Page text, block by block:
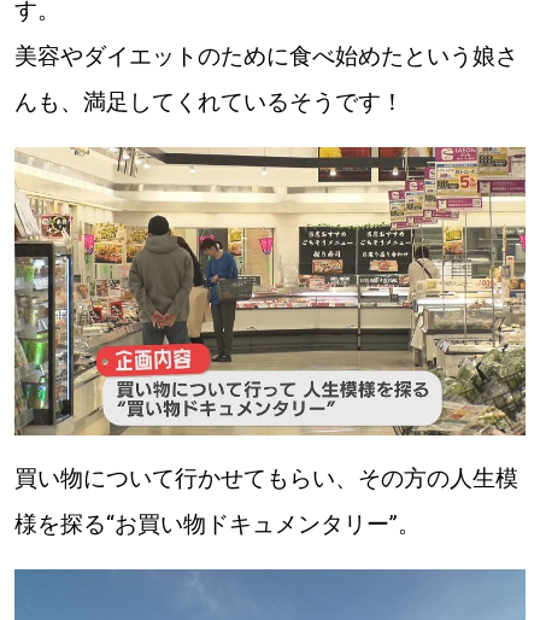
す。
美容やダイエットのために食べ始めたという娘さ
んも、満足してくれているそうです！
買い物について行かせてもらい、その方の人生模
様を探る“お買い物ドキュメンタリー”。